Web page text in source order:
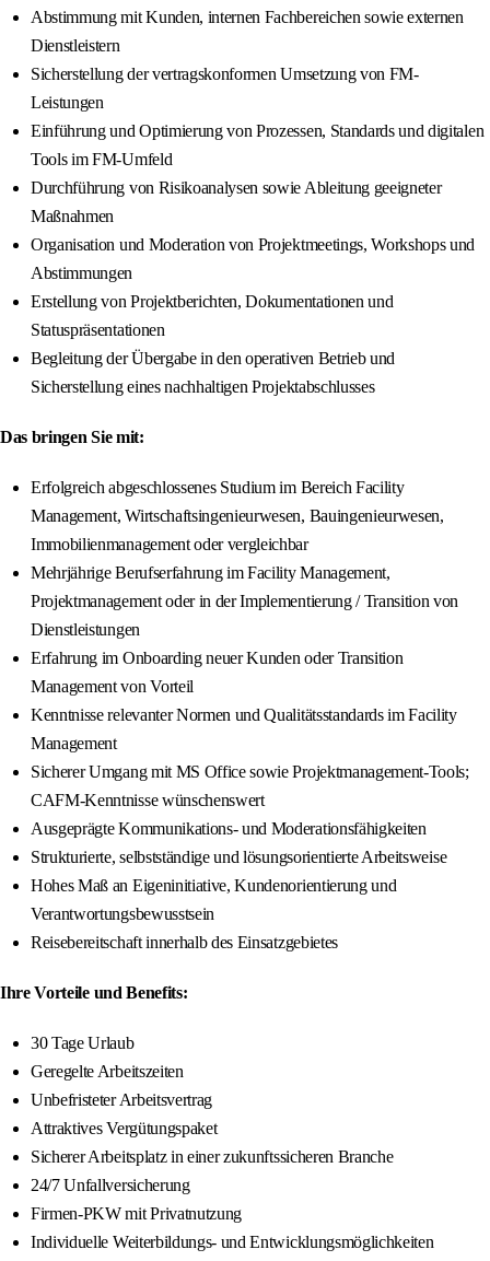
Abstimmung mit Kunden, internen Fachbereichen sowie externen
Dienstleistern
Sicherstellung der vertragskonformen Umsetzung von FM-
Leistungen
Einführung und Optimierung von Prozessen, Standards und digitalen
Tools im FM-Umfeld
Durchführung von Risikoanalysen sowie Ableitung geeigneter
Maßnahmen
Organisation und Moderation von Projektmeetings, Workshops und
Abstimmungen
Erstellung von Projektberichten, Dokumentationen und
Statuspräsentationen
Begleitung der Übergabe in den operativen Betrieb und
Sicherstellung eines nachhaltigen Projektabschlusses
Das bringen Sie mit:
Erfolgreich abgeschlossenes Studium im Bereich Facility
Management, Wirtschaftsingenieurwesen, Bauingenieurwesen,
Immobilienmanagement oder vergleichbar
Mehrjährige Berufserfahrung im Facility Management,
Projektmanagement oder in der Implementierung / Transition von
Dienstleistungen
Erfahrung im Onboarding neuer Kunden oder Transition
Management von Vorteil
Kenntnisse relevanter Normen und Qualitätsstandards im Facility
Management
Sicherer Umgang mit MS Office sowie Projektmanagement-Tools;
CAFM-Kenntnisse wünschenswert
Ausgeprägte Kommunikations- und Moderationsfähigkeiten
Strukturierte, selbstständige und lösungsorientierte Arbeitsweise
Hohes Maß an Eigeninitiative, Kundenorientierung und
Verantwortungsbewusstsein
Reisebereitschaft innerhalb des Einsatzgebietes
Ihre Vorteile und Benefits:
30 Tage Urlaub
Geregelte Arbeitszeiten
Unbefristeter Arbeitsvertrag
Attraktives Vergütungspaket
Sicherer Arbeitsplatz in einer zukunftssicheren Branche
24/7 Unfallversicherung
Firmen-PKW mit Privatnutzung
Individuelle Weiterbildungs- und Entwicklungsmöglichkeiten